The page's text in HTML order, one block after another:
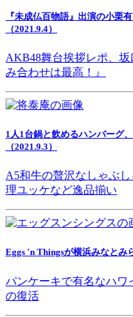
『未成仏百物語』出演の小栗
（2021.9.4）
AKB48舞台挨拶レポ、
み合わせは最高！』
1人1台鍋と飲めるハンバーグ
（2021.9.3）
A5和牛の贅沢なしゃぶ
理ユッケなど逸品揃い
Eggs 'n Thingsが横浜みなとみ
パンケーキで有名なハワ
の復活